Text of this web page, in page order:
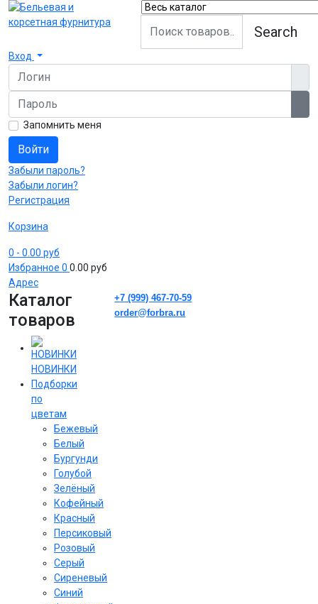
Search
Вход
Логин
Пароль
Запомнить меня
Войти
Забыли пароль?
Забыли логин?
Регистрация
Корзина
0 - 0.00 руб
Избранное 0 0.00 руб
Адрес
Каталог
товаров
НОВИНКИ
Подборки
по
цветам
Бежевый
Белый
Бургунди
Голубой
Зелёный
Кофейный
Красный
Персиковый
Розовый
Серый
Сиреневый
Cиний
+7 (999) 467-70-59
order@forbra.ru